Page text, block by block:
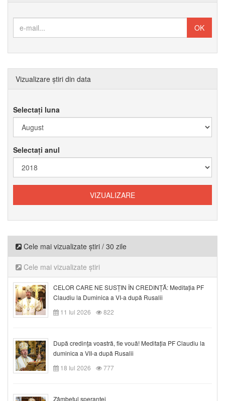
Vizualizare știri din data
Selectați luna
Selectați anul
Cele mai vizualizate știri / 30 zile
Cele mai vizualizate știri
CELOR CARE NE SUSȚIN ÎN CREDINȚĂ: Meditația PF
Claudiu la Duminica a VI-a după Rusalii
11 Iul 2026
822
După credinţa voastră, fie vouă! Meditația PF Claudiu la
duminica a VII-a după Rusalii
18 Iul 2026
777
Zâmbetul speranței